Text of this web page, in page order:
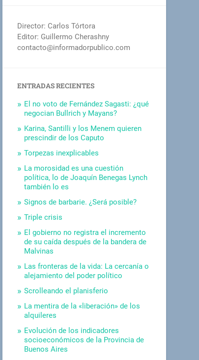
Director: Carlos Tórtora
Editor: Guillermo Cherashny
contacto@informadorpublico.com
ENTRADAS RECIENTES
El no voto de Fernández Sagasti: ¿qué
negocian Bullrich y Mayans?
Karina, Santilli y los Menem quieren
prescindir de los Caputo
Torpezas inexplicables
La morosidad es una cuestión
política, lo de Joaquín Benegas Lynch
también lo es
Signos de barbarie. ¿Será posible?
Triple crisis
El gobierno no registra el incremento
de su caída después de la bandera de
Malvinas
Las fronteras de la vida: La cercanía o
alejamiento del poder político
Scrolleando el planisferio
La mentira de la «liberación» de los
alquileres
Evolución de los indicadores
socioeconómicos de la Provincia de
Buenos Aires